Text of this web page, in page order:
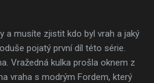
a musíte zjistit kdo byl vrah a jaký
pojatý první díl této série.
Vražedná kulka prošla oknem z
vraha s modrým Fordem, který